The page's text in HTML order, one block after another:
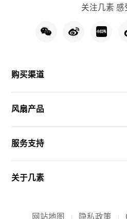
关注几素 感
购买渠道
风扇产品
服务支持
关于几素
网站地图 隐私政策